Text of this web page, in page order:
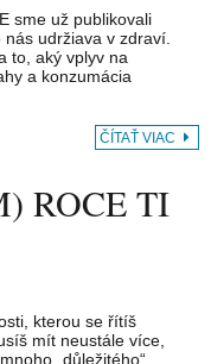
sme už publikovali
udržiava v zdraví.
to, aký vplyv na
a konzumácia
ČÍTAŤ VIAC
ROCE TI
kterou se řítíš
mít neustále více,
„důležitého“, …